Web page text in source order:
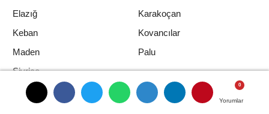
Yorumlar
Yorumlar
Elazığ
Karakoçan
Keban
Kovancılar
Maden
Palu
Sivrice
Yorumlar